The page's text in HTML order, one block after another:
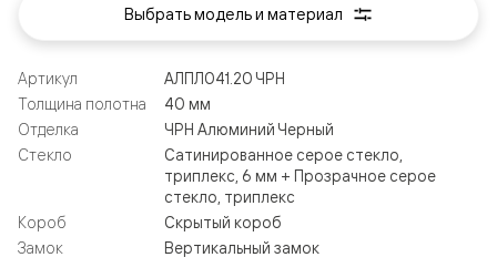
Артикул
АЛПЛ041.20 ЧРН
Толщина полотна
40 мм
Отделка
ЧРН Алюминий Черный
Стекло
Сатинированное серое стекло,
триплекс, 6 мм + Прозрачное серое
стекло, триплекс
Короб
Скрытый короб
Замок
Вертикальный замок
Выбрать модель и материал